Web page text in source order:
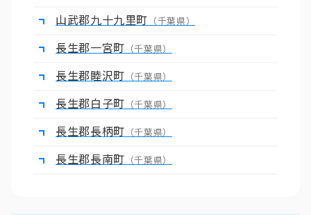
山武郡九十九里町 （千葉県）
長生郡一宮町 （千葉県）
長生郡睦沢町 （千葉県）
長生郡白子町 （千葉県）
長生郡長柄町 （千葉県）
長生郡長南町 （千葉県）